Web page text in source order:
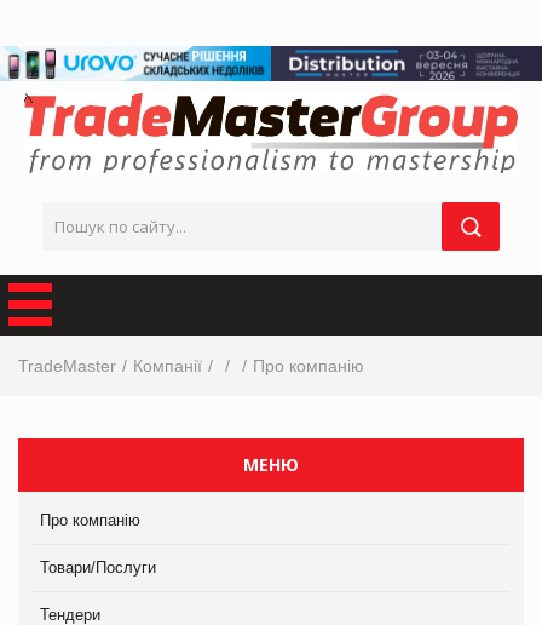
TradeMaster Компанії Про компанію
МЕНЮ
Про компанію
Товари/Послуги
Тендери